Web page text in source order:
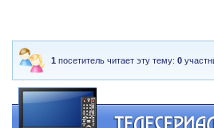
1 посетитель читает эту тему:0